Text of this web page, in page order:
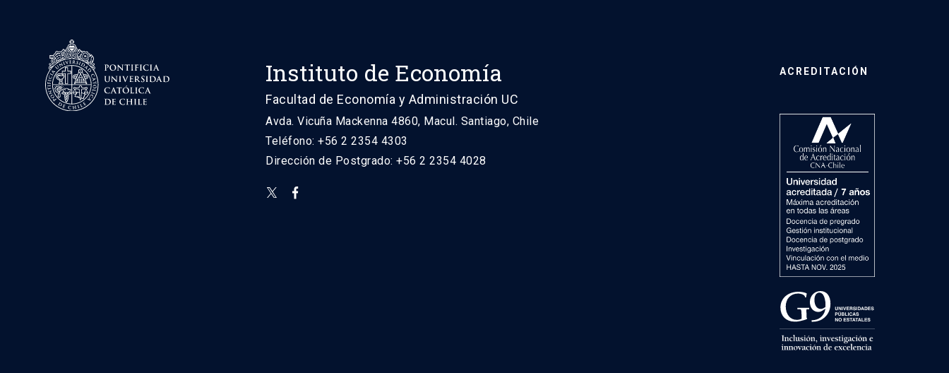
Instituto de Economía
Facultad de Economía y Administración UC
Avda. Vicuña Mackenna 4860, Macul. Santiago, Chile
Teléfono: +56 2 2354 4303
Dirección de Postgrado: +56 2 2354 4028
ACREDITACIÓN